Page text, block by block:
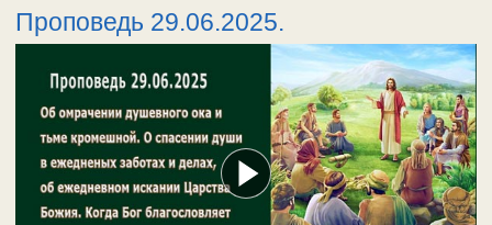
Проповедь 29.06.2025.